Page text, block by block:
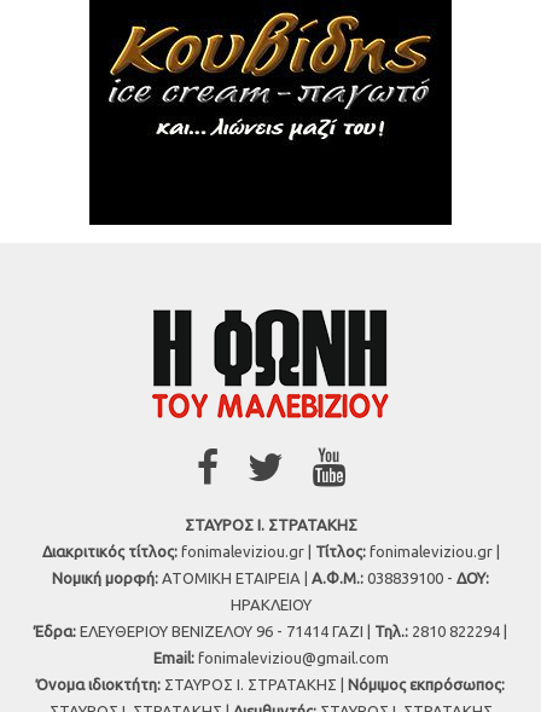
ΣΤΑΥΡΟΣ Ι. ΣΤΡΑΤΑΚΗΣ
Διακριτικός τίτλος:fonimaleviziou.gr | Τίτλος:fonimaleviziou.gr |
Νομική μορφή: ΑΤΟΜΙΚΗ ΕΤΑΙΡΕΙΑ | Α.Φ.Μ.: 038839100 - ΔΟΥ:
ΗΡΑΚΛΕΙΟΥ
Έδρα: ΕΛΕΥΘΕΡΙΟΥ ΒΕΝΙΖΕΛΟΥ 96 - 71414 ΓΑΖΙ | Τηλ.: 2810 822294 |
Εmail: fonimaleviziou@gmail.com
Όνομα ιδιοκτήτη: ΣΤΑΥΡΟΣ Ι. ΣΤΡΑΤΑΚΗΣ | Νόμιμος εκπρόσωπος: